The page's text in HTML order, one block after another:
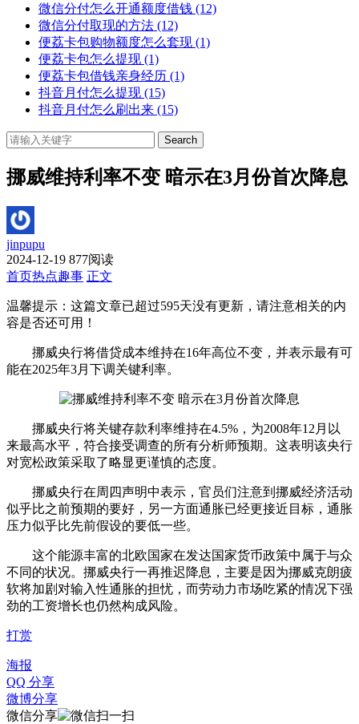
微信分付怎么开通额度借钱 (12)
微信分付取现的方法 (12)
便荔卡包购物额度怎么套现 (1)
便荔卡包怎么提现 (1)
便荔卡包借钱亲身经历 (1)
抖音月付怎么提现 (15)
抖音月付怎么刷出来 (15)
Search
挪威维持利率不变 暗示在3月份首次降息
jinpupu
2024-12-19 877阅读
首页热点趣事 正文
温馨提示：这篇文章已超过595天没有更新，请注意相关的内
容是否还可用！
挪威央行将借贷成本维持在16年高位不变，并表示最有可
能在2025年3月下调关键利率。
挪威央行将关键存款利率维持在4.5%，为2008年12月以
来最高水平，符合接受调查的所有分析师预期。这表明该央行
对宽松政策采取了略显更谨慎的态度。
挪威央行在周四声明中表示，官员们注意到挪威经济活动
似乎比之前预期的要好，另一方面通胀已经更接近目标，通胀
压力似乎比先前假设的要低一些。
这个能源丰富的北欧国家在发达国家货币政策中属于与众
不同的状况。挪威央行一再推迟降息，主要是因为挪威克朗疲
软将加剧对输入性通胀的担忧，而劳动力市场吃紧的情况下强
劲的工资增长也仍然构成风险。
打赏
海报
QQ 分享
微博分享
微信分享